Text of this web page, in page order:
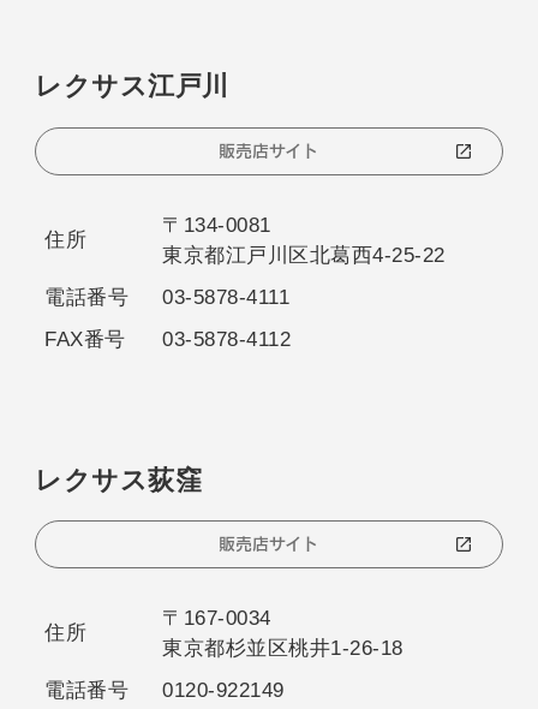
レクサス江戸川
販売店サイト
住所
〒134-0081
東京都江戸川区北葛西4-25-22
電話番号 03-5878-4111
FAX番号 03-5878-4112
レクサス荻窪
販売店サイト
住所
〒167-0034
東京都杉並区桃井1-26-18
電話番号 0120-922149